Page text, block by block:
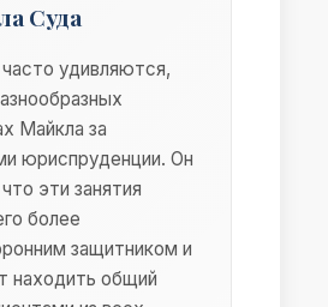
Суда
удивляются,
Майкла за
юриспруденции. Он
эти занятия
более
защитником и
находить общий